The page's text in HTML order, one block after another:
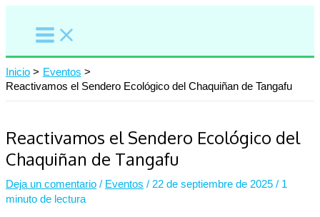
contenido
Inicio
Eventos
Reactivamos el Sendero Ecológico del Chaquiñan de Tangafu
Reactivamos el Sendero Ecológico del
Chaquiñan de Tangafu
Deja un comentario / Eventos / 22 de septiembre de 2025 / 1
minuto de lectura